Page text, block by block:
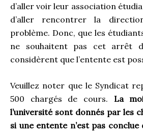
d’aller voir leur association
d’aller rencontrer la
problème. Donc, que les
ne souhaitent pas cet arrêt
considèrent que l’entente est
Veuillez noter que le Syndicat
500 chargés de cours. La
l’université sont donnés par les
si une entente n’est pas conclue